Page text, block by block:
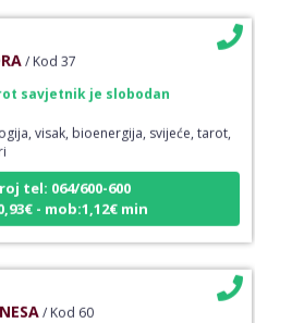
/ Kod 37
savjetnik je slobodan
visak, bioenergija, svijeće, tarot,
tel: 064/600-600
- mob:1,12€ min
/ Kod 60